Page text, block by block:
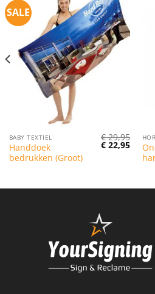
SALE
BABY TEXTIEL
Handdoek
bedrukken (Groot)
€29,95
prijs
€ 22,95
prijs